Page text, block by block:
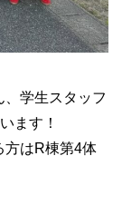
学生スタッフ
ます！
方はR棟第4体